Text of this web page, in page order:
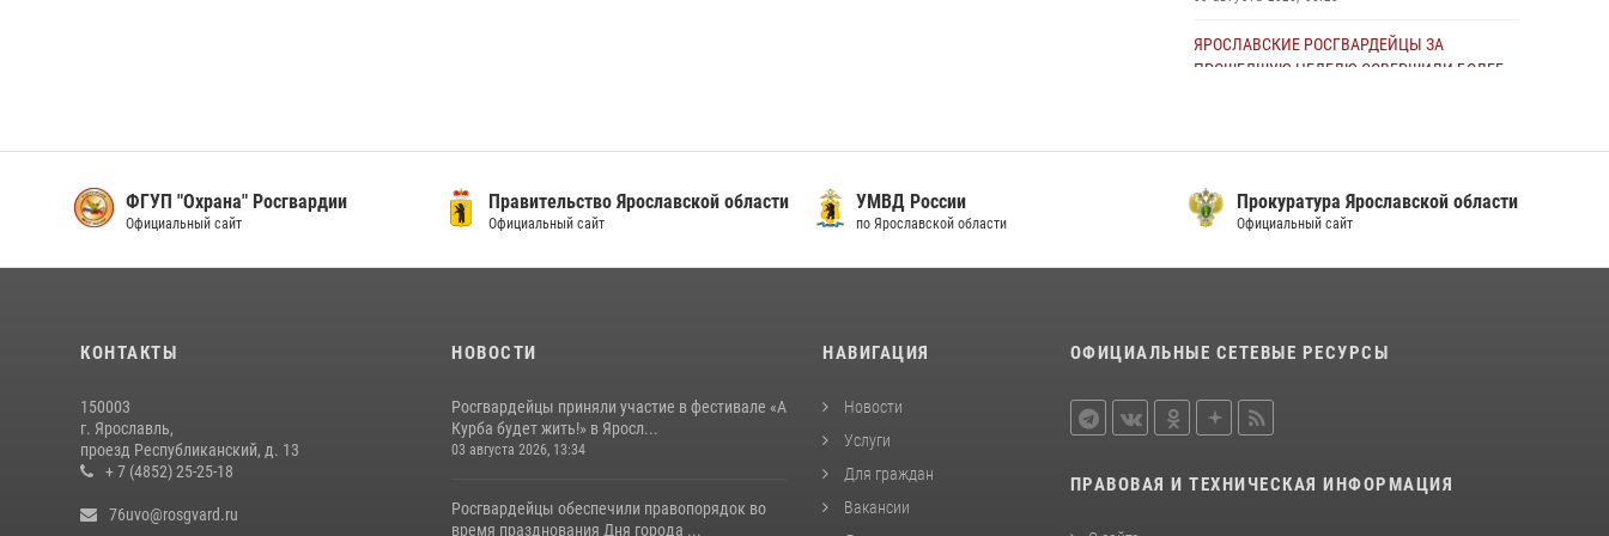
ЯРОСЛАВСКИЕ РОСГВАРДЕЙЦЫ ЗА
ПРОШЕДШУЮ НЕДЕЛЮ СОВЕРШИЛИ БОЛЕЕ
ПРОШЕДШУЮ НЕДЕЛЮ СОВЕРШИЛИ БОЛЕЕ
250 ВЫЕЗДОВ ПО СИГНАЛАМ «ТРЕВОГА»
300 ВЫЕЗДОВ ПО СИГНАЛАМ «ТРЕВОГА»
Росгвардейцы оказали помощь
Ярославле
ФГУП "Охрана" Росгвардии
Официальный сайт
Правительство Ярославской области
Официальный сайт
УМВД России
по Ярославской области
Прокуратура Ярославской области
Официальный сайт
КОНТАКТЫ
150003
г. Ярославль,
проезд Республиканский, д. 13
+ 7 (4852) 25-25-18
76uvo@rosgvard.ru
НОВОСТИ
Росгвардейцы приняли участие в фестивале «А
Курба будет жить!» в Яросл...
03 августа 2026, 13:34
Росгвардейцы обеспечили правопорядок во
время празднования Дня города ...
НАВИГАЦИЯ
Новости
Услуги
Для граждан
Вакансии
ОФИЦИАЛЬНЫЕ СЕТЕВЫЕ РЕСУРСЫ
ПРАВОВАЯ И ТЕХНИЧЕСКАЯ ИНФОРМАЦИЯ